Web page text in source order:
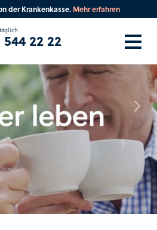
der Krankenkasse. Mehr erfahren
22 22
Sie suchen eine Beratung vor Ort?
Beratung